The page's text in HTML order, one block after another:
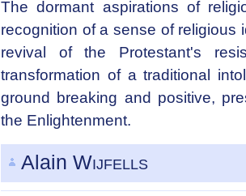
The dormant aspirations of
recognition of a sense of religious
revival of the Protestant's
transformation of a traditional
ground breaking and positive,
the Enlightenment.
Alain Wijfells